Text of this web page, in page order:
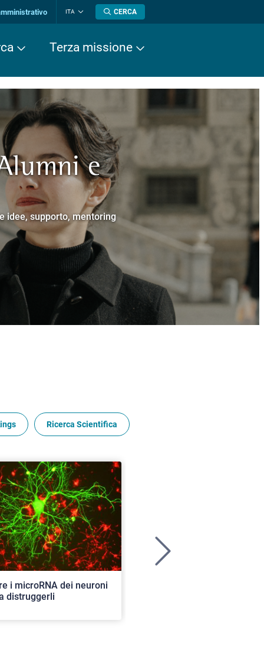
ITA
lingua
CERCA
Terza missione
Superiore.
e
idee, supporto, mentoring
Cavalieri.
Ricerca Scientifica
i microRNA dei neuroni
distruggerli